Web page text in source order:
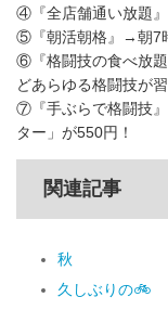
④『全店舗通い放題
⑤『朝活朝格』→朝7
⑥『格闘技の食べ放
どあらゆる格闘技が習
⑦『手ぶらで格闘技
ター」が550円！
関連記事
秋
久しぶりの🚲